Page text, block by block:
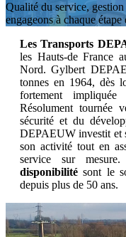
Qualité du service,
engageons à chaque
Les Transports
les Hauts-de France
Nord. Gylbert
tonnes en 1964, dès
fortement
Résolument tournée
sécurité et du
DEPAEUW investit et
son activité tout en
service sur mesure.
disponibilité sont le
depuis plus de 50 ans.